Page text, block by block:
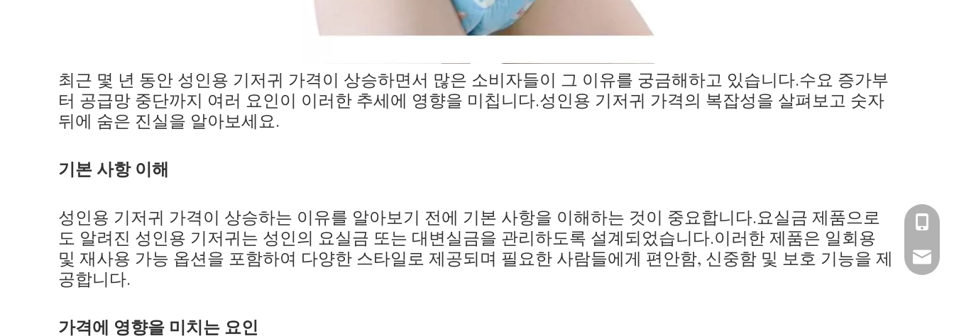
최근 몇 년 동안 성인용 기저귀 가격이 상승하면서 많은 소비자들이 그 이유를 궁금해하고 있습니다.수요 증가부
터 공급망 중단까지 여러 요인이 이러한 추세에 영향을 미칩니다.성인용 기저귀 가격의 복잡성을 살펴보고 숫자
뒤에 숨은 진실을 알아보세요.
기본 사항 이해
성인용 기저귀 가격이 상승하는 이유를 알아보기 전에 기본 사항을 이해하는 것이 중요합니다.요실금 제품으로
도 알려진 성인용 기저귀는 성인의 요실금 또는 대변실금을 관리하도록 설계되었습니다.이러한 제품은 일회용
및 재사용 가능 옵션을 포함하여 다양한 스타일로 제공되며 필요한 사람들에게 편안함, 신중함 및 보호 기능을 제
공합니다.
가격에 영향을 미치는 요인
+86-